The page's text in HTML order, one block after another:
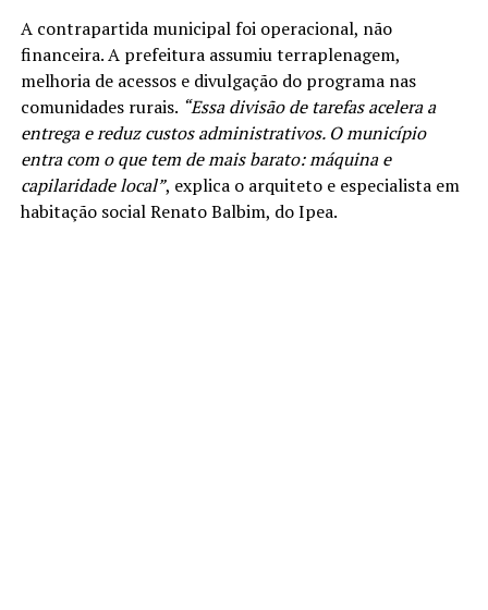
A contrapartida municipal foi operacional, não
financeira. A prefeitura assumiu terraplenagem,
melhoria de acessos e divulgação do programa nas
comunidades rurais. “Essa divisão de tarefas acelera a
entrega e reduz custos administrativos. O município
entra com o que tem de mais barato: máquina e
capilaridade local”, explica o arquiteto e especialista em
habitação social Renato Balbim, do Ipea.